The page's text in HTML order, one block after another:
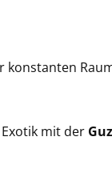
mit der